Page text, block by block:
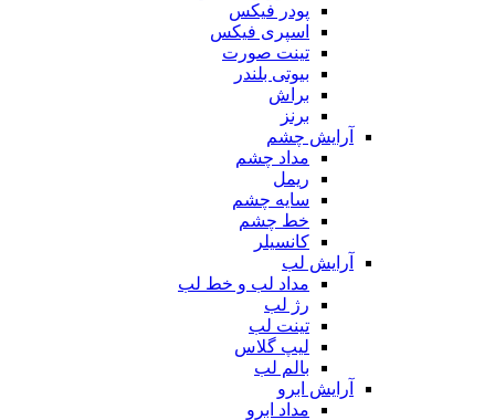
پودر فیکس
اسپری فیکس
تینت صورت
بیوتی بلندر
براش
برنز
آرایش چشم
مداد چشم
ریمل
سایه چشم
خط چشم
کانسیلر
آرایش لب
مداد لب و خط لب
رژ لب
تینت لب
لیپ گلاس
بالم لب
آرایش ابرو
مداد ابرو